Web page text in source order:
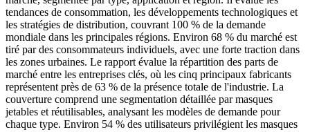
tendances de consommation, les développements technologiques et
les stratégies de distribution, couvrant 100 % de la demande
mondiale dans les principales régions. Environ 68 % du marché est
tiré par des consommateurs individuels, avec une forte traction dans
les zones urbaines. Le rapport évalue la répartition des parts de
marché entre les entreprises clés, où les cinq principaux fabricants
représentent près de 63 % de la présence totale de l'industrie. La
couverture comprend une segmentation détaillée par masques
jetables et réutilisables, analysant les modèles de demande pour
chaque type. Environ 54 % des utilisateurs privilégient les masques